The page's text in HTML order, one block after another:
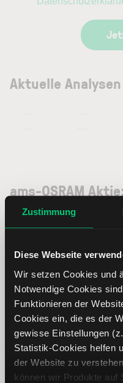
Zustimmung
Diese Webseite
Wir setzen Cookies und
Notwendige Cookies
Funktionieren der
Cookies ein, die es der
gewisse Einstellungen
Statistik-Cookies helfen
der Website zu
können wir Produkte auf
Aktuelle Analysen
ams-OSRAM
ISIN
Typ
Währung
Land